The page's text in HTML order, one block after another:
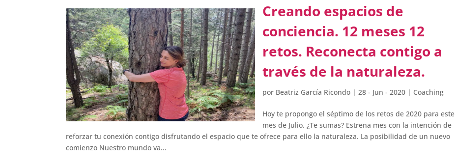
Creando espacios de
conciencia. 12 meses 12
retos. Reconecta contigo a
través de la naturaleza.
por Beatriz García Ricondo |28 - Jun - 2020 | Coaching
Hoy te propongo el séptimo de los retos de 2020 para este
mes de Julio. ¿Te sumas? Estrena mes con la intención de
reforzar tu conexión contigo disfrutando el espacio que te ofrece para ello la naturaleza. La posibilidad de un nuevo
comienzo Nuestro mundo va...